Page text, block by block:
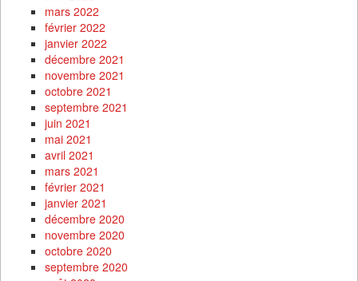
mars 2022
février 2022
janvier 2022
décembre 2021
novembre 2021
octobre 2021
septembre 2021
juin 2021
mai 2021
avril 2021
mars 2021
février 2021
janvier 2021
décembre 2020
novembre 2020
octobre 2020
septembre 2020